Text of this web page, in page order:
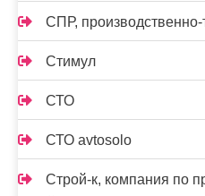
СПР,
Стимул
СТО
СТО avtosolo
Строй-к, компания по